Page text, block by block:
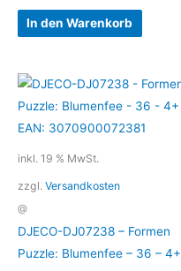
In den Warenkorb
inkl. 19 % MwSt.
zzgl. Versandkosten
@
DJECO-DJ07238 – Formen
Puzzle: Blumenfee – 36 – 4+